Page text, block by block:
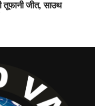
तूफानी जीत, साउथ